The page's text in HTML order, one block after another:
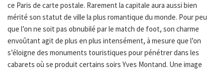
ce Paris de carte postale. Rarement la capitale aura aussi bien
mérité son statut de ville la plus romantique du monde. Pour peu
que l’on ne soit pas obnubilé par le match de foot, son charme
envoûtant agit de plus en plus intensément, à mesure que l’on
s’éloigne des monuments touristiques pour pénétrer dans les
cabarets où se produit certains soirs Yves Montand. Une image